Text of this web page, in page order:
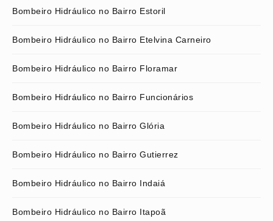
Bombeiro Hidráulico no Bairro Estoril
Bombeiro Hidráulico no Bairro Etelvina Carneiro
Bombeiro Hidráulico no Bairro Floramar
Bombeiro Hidráulico no Bairro Funcionários
Bombeiro Hidráulico no Bairro Glória
Bombeiro Hidráulico no Bairro Gutierrez
Bombeiro Hidráulico no Bairro Indaiá
Bombeiro Hidráulico no Bairro Itapoã